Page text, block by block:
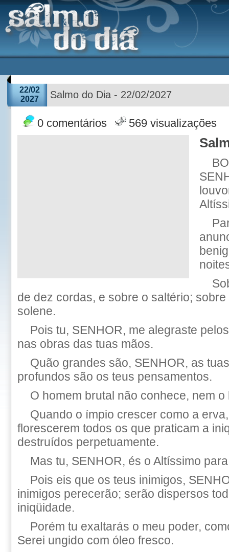
22/02
2027
Salmo do Dia - 22/02/2027
0 comentários 569 visualizações
de dez cordas, e sobre o saltério;
solene.
Pois tu, SENHOR, me alegraste
nas obras das tuas mãos.
Quão grandes são, SENHOR, as
profundos são os teus pensamentos.
O homem brutal não conhece, nem
Quando o ímpio crescer como a
florescerem todos os que praticam a
destruídos perpetuamente.
Mas tu, SENHOR, és o Altíssimo
Pois eis que os teus inimigos,
inimigos perecerão; serão dispersos
iniqüidade.
Porém tu exaltarás o meu poder,
Serei ungido com óleo fresco.